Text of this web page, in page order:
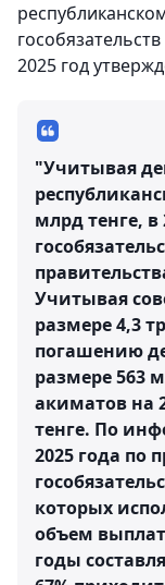
2025 год
"Учитывая
млрд тенге,
Учитывая
размере 4,3
погашению
размере 563
акиматов на
тенге. По
2025 года по
которых
объем выплат
годы